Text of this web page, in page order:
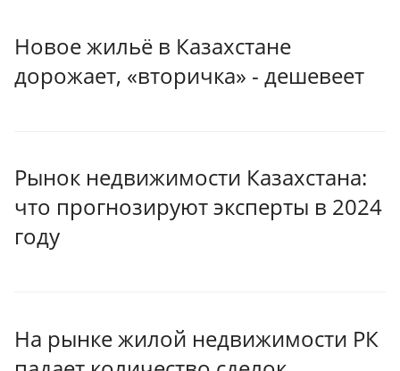
Новое жильё в Казахстане
дорожает, «вторичка» - дешевеет
Рынок недвижимости Казахстана:
что прогнозируют эксперты в 2024
году
На рынке жилой недвижимости РК